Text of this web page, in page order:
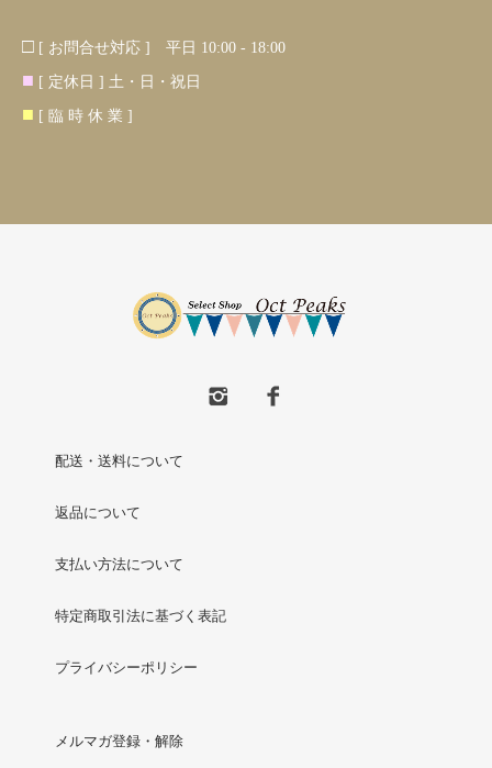
□ [ お問合せ対応 ] 平日 10:00 - 18:00
■ [ 定休日 ] 土・日・祝日
■ [ 臨 時 休 業 ]
配送・送料について
返品について
支払い方法について
特定商取引法に基づく表記
プライバシーポリシー
メルマガ登録・解除